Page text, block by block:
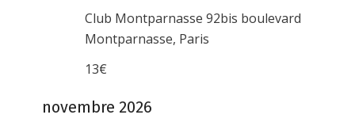
Club Montparnasse92bis boulevard
Montparnasse, Paris
13€
novembre 2026